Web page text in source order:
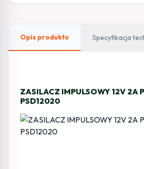
Opis produktu Specyfikacja
ZASILACZ IMPULSOWY 12V 2A
PSD12020